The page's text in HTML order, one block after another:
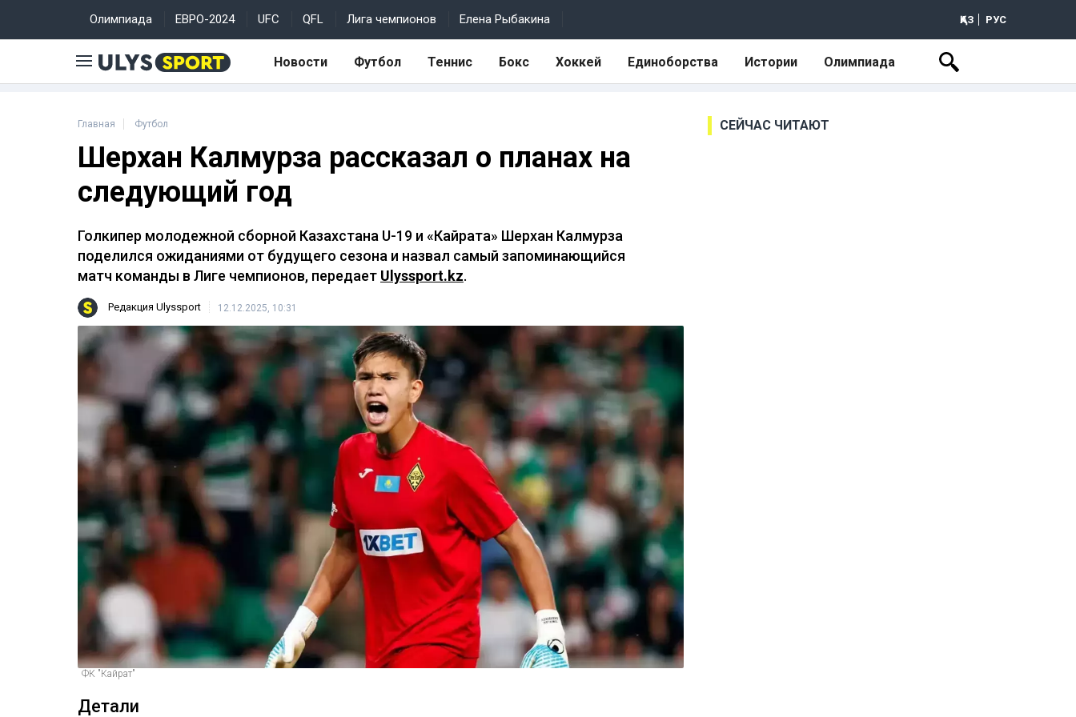
Олимпиада ЕВРО-2024 UFC QFL Лига чемпионов Елена Рыбакина ҚАЗ РУС
Новости Футбол Теннис Бокс Хоккей Единоборства Истории Олимпиада
Главная Футбол
Шерхан Калмурза рассказал о планах на
следующий год
Голкипер молодежной сборной Казахстана U-19 и «Кайрата» Шерхан Калмурза
поделился ожиданиями от будущего сезона и назвал самый запоминающийся
матч команды в Лиге чемпионов, передает Ulyssport.kz.
Редакция Ulyssport 12.12.2025, 10:31
ФК "Кайрат"
Детали
СЕЙЧАС ЧИТАЮТ